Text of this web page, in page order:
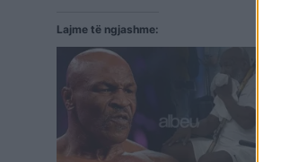
Lajme të ngjashme: